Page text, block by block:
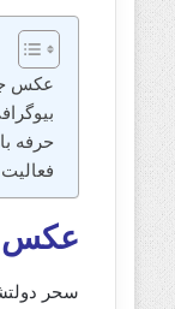
عکس
حرفه
عکس
سحر